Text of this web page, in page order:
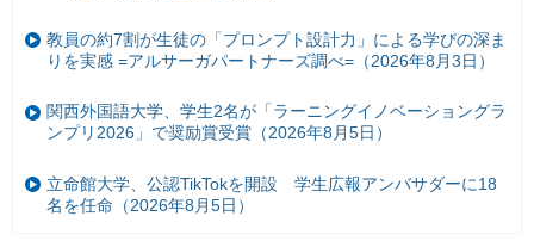
教員の約7割が生徒の「プロンプト設計力」による学びの深ま
りを実感 =アルサーガパートナーズ調べ=（2026年8月3日）
関西外国語大学、学生2名が「ラーニングイノベーショングラ
ンプリ2026」で奨励賞受賞（2026年8月5日）
立命館大学、公認TikTokを開設 学生広報アンバサダーに18
名を任命（2026年8月5日）